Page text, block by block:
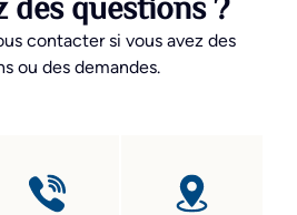
des questions ?
contacter si vous avez des
ou des demandes.